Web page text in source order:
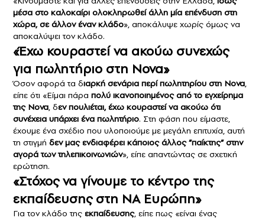
μέσα στο καλοκαίρι ολοκληρωθεί άλλη μία επένδυση στη
χώρα, σε άλλον έναν κλάδο», αποκάλυψε χωρίς όμως να
αποκαλύψει τον κλάδο.
«Έχω κουραστεί να ακούω συνεχώς
για πωλητήριο στη Nova»
Όσον αφορά τα διαρκή σενάρια περί πωλητηρίου στη Nova,
είπε ότι «Είμαι πάρα πολύ ικανοποιημένος από το εγχείρημα
της Nova, δεν πουλιέται, έχω κουραστεί να ακούω ότι
συνέχεια υπάρχει ένα πωλητήριο. Στη φάση που είμαστε,
έχουμε ένα σχέδιο που υλοποιούμε με μεγάλη επιτυχία, αυτή
τη στιγμή δεν μας ενδιαφέρει κάποιος άλλος ”παίκτης” στην
αγορά των τηλεπικοινωνιών», είπε απαντώντας σε σχετική
ερώτηση.
«Στόχος να γίνουμε το κέντρο της
εκπαίδευσης στη ΝΑ Ευρώπη»
Για τον κλάδο της εκπαίδευσης, είπε πως «είναι ένας